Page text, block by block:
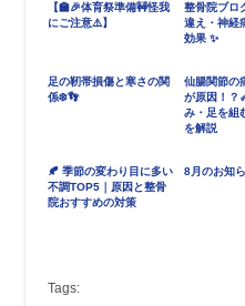
【🏫🎉体育祭準備🚧怪我
にご注意⚠️】
整骨院ブロ
違え・神経
効果 ✨
足の靭帯損傷と寒さの関
係❄️👣
仙腸関節の
が原因！？
み・足を組
を解説
🍂 季節の変わり目に多い
不調TOP5｜原因と整骨
院おすすめの対策
8月のお知
Tags: